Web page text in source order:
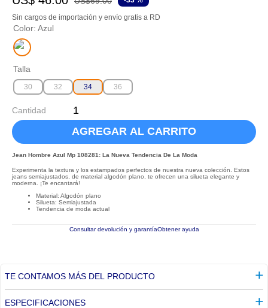
Sin cargos de importación y envío gratis a RD
Color: Azul
Talla
30 32 34 36
Cantidad
AGREGAR AL CARRITO
Jean Hombre Azul Mp 108281: La Nueva Tendencia De La Moda
Experimenta la textura y los estampados perfectos de nuestra nueva colección. Estos
jeans semiajustados, de material algodón plano, te ofrecen una silueta elegante y
moderna. ¡Te encantará!
Material: Algodón plano
Silueta: Semiajustada
Tendencia de moda actual
Consultar devolución y garantíaObtener ayuda
TE CONTAMOS MÁS DEL PRODUCTO
ESPECIFICACIONES